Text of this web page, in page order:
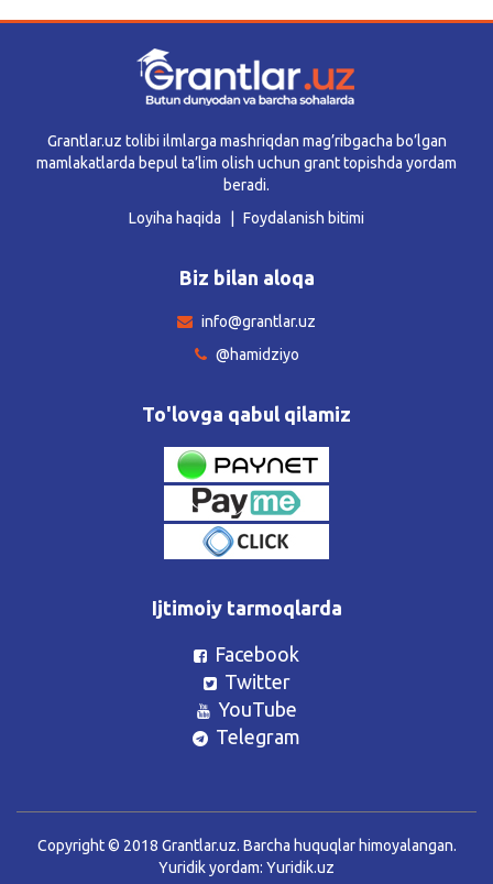
Grantlar.uz tolibi ilmlarga mashriqdan mag’ribgacha bo’lgan
mamlakatlarda bepul ta’lim olish uchun grant topishda yordam
beradi.
Loyiha haqida
Foydalanish bitimi
Biz bilan aloqa
info@grantlar.uz
@hamidziyo
To'lovga qabul qilamiz
Ijtimoiy tarmoqlarda
Facebook
Twitter
YouTube
Telegram
Copyright © 2018 Grantlar.uz. Barcha huquqlar himoyalangan.
Yuridik yordam: Yuridik.uz